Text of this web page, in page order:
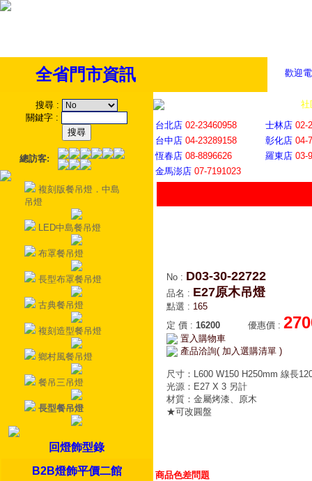
歡迎
全省門市資訊
搜尋 :
關鍵字 :
總訪客:
複刻版餐吊燈．中島
吊燈
LED中島餐吊燈
布罩餐吊燈
長型布罩餐吊燈
古典餐吊燈
複刻造型餐吊燈
鄉村風餐吊燈
餐吊三吊燈
長型餐吊燈
回燈飾型錄
B2B燈飾平價二館
社
台北店 02-23460958 士林店 02-
台中店 04-23289158 彰化店 04-
恆春店 08-8896626 羅東店 03-
金馬澎店 07-7191023
No : D03-30-22722
品名 : E27原木吊燈
點選 : 165
定 價 : 16200 優惠價 :
置入購物車
產品洽詢( 加入選購清單 )
尺寸：L600 W150 H250mm 線長
光源：E27 X 3 另計
材質：金屬烤漆、原木
★可改圓盤
商品色差問題